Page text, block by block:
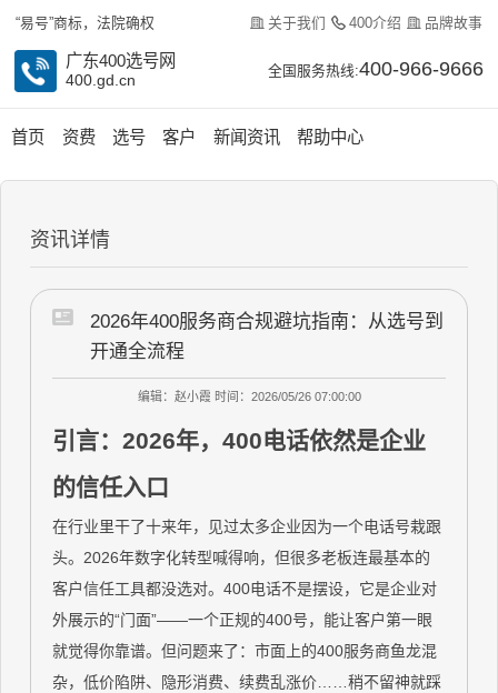
“易号”商标，法院确权 关于我们 400介绍 品牌故事
广东400选号网
400.gd.cn
全国服务热线:400-966-9666
首页 资费 选号 客户 新闻资讯 帮助中心
资讯详情
2026年400服务商合规避坑指南：从选号到
开通全流程
编辑：赵小霞 时间：2026/05/26 07:00:00
引言：2026年，400电话依然是企业
的信任入口
在行业里干了十来年，见过太多企业因为一个电话号栽跟
头。2026年数字化转型喊得响，但很多老板连最基本的
客户信任工具都没选对。400电话不是摆设，它是企业对
外展示的“门面”——一个正规的400号，能让客户第一眼
就觉得你靠谱。但问题来了：市面上的400服务商鱼龙混
杂，低价陷阱、隐形消费、续费乱涨价……稍不留神就踩